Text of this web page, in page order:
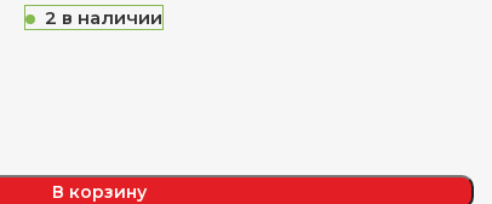
2 в наличии
В корзину